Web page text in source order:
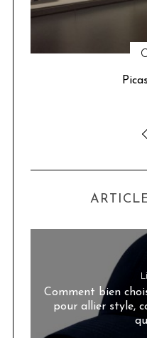
Comment bien
pour allier style,